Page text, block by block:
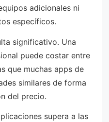
adicionales ni
específicos.
significativo. Una
puede costar entre
que muchas apps de
similares de forma
del precio.
supera a las